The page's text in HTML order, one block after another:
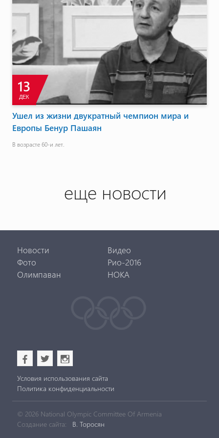
13
ДЕК
Ушел из жизни двукратный чемпион мира и
Европы Бенур Пашаян
В возрасте 60-и лет.
еще новости
Новости
Видео
Фото
Рио-2016
Олимпаван
НОКА
b a x
Условия использования сайта
Политика конфиденциальности
© 2026 National Olympic Committee Of Armenia
Создание сайта: В. Торосян